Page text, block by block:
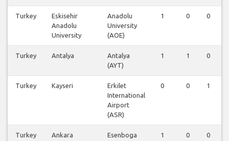
Turkey
Eskisehir
Anadolu
University
Anadolu
University
(AOE)
1 0 0
Turkey Antalya
Antalya
(AYT)
1 1 0
Turkey Kayseri
Erkilet
International
Airport
(ASR)
0 0 1
Turkey
Ankara
Esenboga
1 0 0